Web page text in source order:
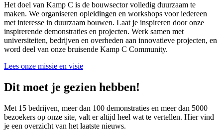
Het doel van Kamp C is de bouwsector volledig duurzaam te
maken. We organiseren opleidingen en workshops voor iedereen
met interesse in duurzaam bouwen. Laat je inspireren door onze
inspirerende demonstraties en projecten. Werk samen met
universiteiten, bedrijven en overheden aan innovatieve projecten, en
word deel van onze bruisende Kamp C Community.
Lees onze missie en visie
Dit moet je gezien hebben!
Met 15 bedrijven, meer dan 100 demonstraties en meer dan 5000
bezoekers op onze site, valt er altijd heel wat te vertellen. Hier vind
je een overzicht van het laatste nieuws.